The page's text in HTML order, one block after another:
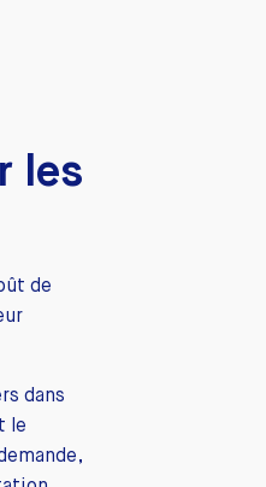
les
de
dans
le